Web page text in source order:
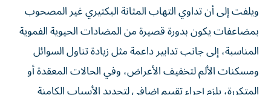
ويلفت إلى أن تداوي التهاب المثانة البكتيري غير المصحوب
بمضاعفات يكون بدورة قصيرة من المضادات الحيوية الفموية
المناسبة، إلى جانب تدابير داعمة مثل زيادة تناول السوائل
ومسكنات الألم لتخفيف الأعراض، وفي الحالات المعقدة أو